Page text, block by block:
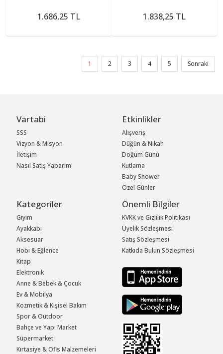
1.686,25 TL 1.838,25 TL
1 2 3 4 5 Sonraki
Vartabi
SSS
Vizyon & Misyon
İletişim
Nasıl Satış Yaparım
Etkinlikler
Alışveriş
Düğün & Nikah
Doğum Günü
Kutlama
Baby Shower
Özel Günler
Kategoriler
Giyim
Ayakkabı
Aksesuar
Hobi & Eğlence
Kitap
Elektronik
Anne & Bebek & Çocuk
Ev & Mobilya
Kozmetik & Kişisel Bakım
Spor & Outdoor
Bahçe ve Yapı Market
Süpermarket
Kırtasiye & Ofis Malzemeleri
Önemli Bilgiler
KVKK ve Gizlilik Politikası
Üyelik Sözleşmesi
Satış Sözleşmesi
Katkıda Bulun Sözleşmesi